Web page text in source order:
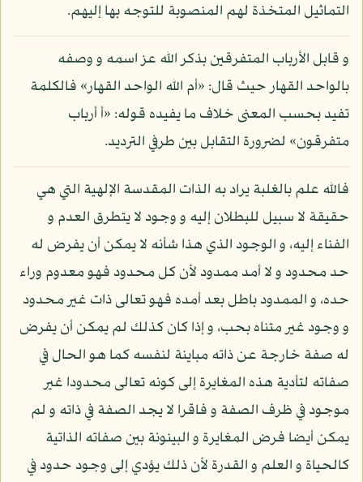
التماثيل المتخذة لهم المنصوبة للتوجه بها إليهم.
و قابل الأرباب المتفرقين بذكر الله عز اسمه و وصفه
بالواحد القهار حيث قال: «أم الله الواحد القهار» فالكلمة
تفيد بحسب المعنى خلاف ما يفيده قوله: «أ أرباب
متفرقون» لضرورة التقابل بين طرفي الترديد.
فالله علم بالغلبة يراد به الذات المقدسة الإلهية التي هي
حقيقة لا سبيل للبطلان إليه و وجود لا يتطرق العدم و
الفناء إليه، و الوجود الذي هذا شأنه لا يمكن أن يفرض له
حد محدود و لا أمد ممدود لأن كل محدود فهو معدوم وراء
حده، و الممدود باطل بعد أمده فهو تعالى ذات غير محدود
و وجود غير متناه بحب، و إذا كان كذلك لم يمكن أن يفرض
له صفة خارجة عن ذاته مباينة لنفسه كما هو الحال في
صفاته لتأدية هذه المغايرة إلى كونه تعالى محدودا غير
موجود في ظرف الصفة و فاقرا لا يجد الصفة في ذاته و لم
يمكن أيضا فرض المغايرة و البينونة بين صفاته الذاتية
كالحياة و العلم و القدرة لأن ذلك يؤدي إلى وجود حدود في